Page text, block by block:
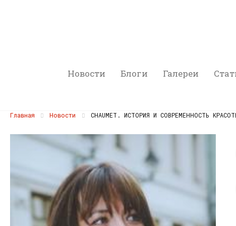
Новости Блоги Галереи
Главная Новости CHAUMET. ИСТОРИЯ И СОВРЕМЕННОСТЬ